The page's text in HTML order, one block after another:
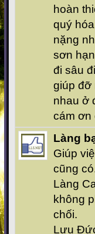
hoàn
quý
nặng
sơn
đi sâu
giúp đỡ
nhau ở
cám ơn
Làng
Giúp
cũng
Làng
không
chối.
Lưu